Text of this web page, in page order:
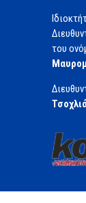
του